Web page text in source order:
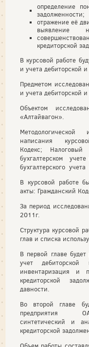
определение
задолженности;
отражение её
выявление
кредиторской
В курсовой работе
и учета дебиторской
Предметом
и учета дебиторской
Объектом
«Алтайвагон».
написания
Кодекс;
бухгалтерском
бухгалтерского
В курсовой работе
акты: Гражданский
За период
2011г.
Структура курсовой
глав и списка
В первой главе
учет дебиторской
инвентаризация и
кредиторской
давности.
Во второй главе
предприятия
синтетический и
кредиторской